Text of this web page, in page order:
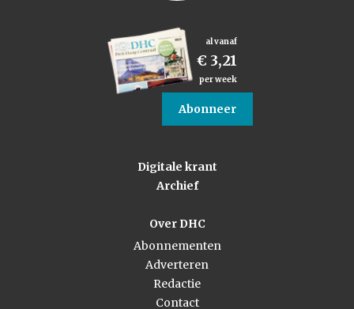
al vanaf
€ 3,21
per week
Abonneer
Digitale krant
Archief
Over DHC
Abonnementen
Adverteren
Redactie
Contact